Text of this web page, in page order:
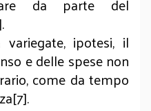
ipotesi, il
e delle spese non
come da tempo